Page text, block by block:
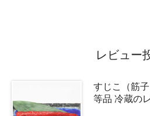
レビュー
すじこ（筋
等品 冷蔵の